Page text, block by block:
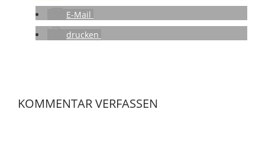
E-Mail
drucken
KOMMENTAR VERFASSEN